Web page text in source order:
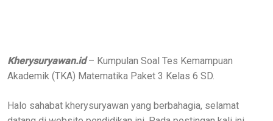
Kherysuryawan.id– Kumpulan Soal Tes Kemampuan
Akademik (TKA) Matematika Paket 3 Kelas 6 SD.
Halo sahabat kherysuryawan yang berbahagia, selamat